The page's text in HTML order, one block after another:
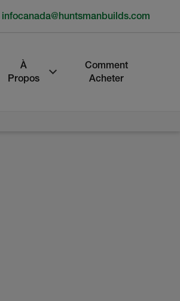
À
Propos
Comment
Acheter
infocanada@huntsmanbuilds.com